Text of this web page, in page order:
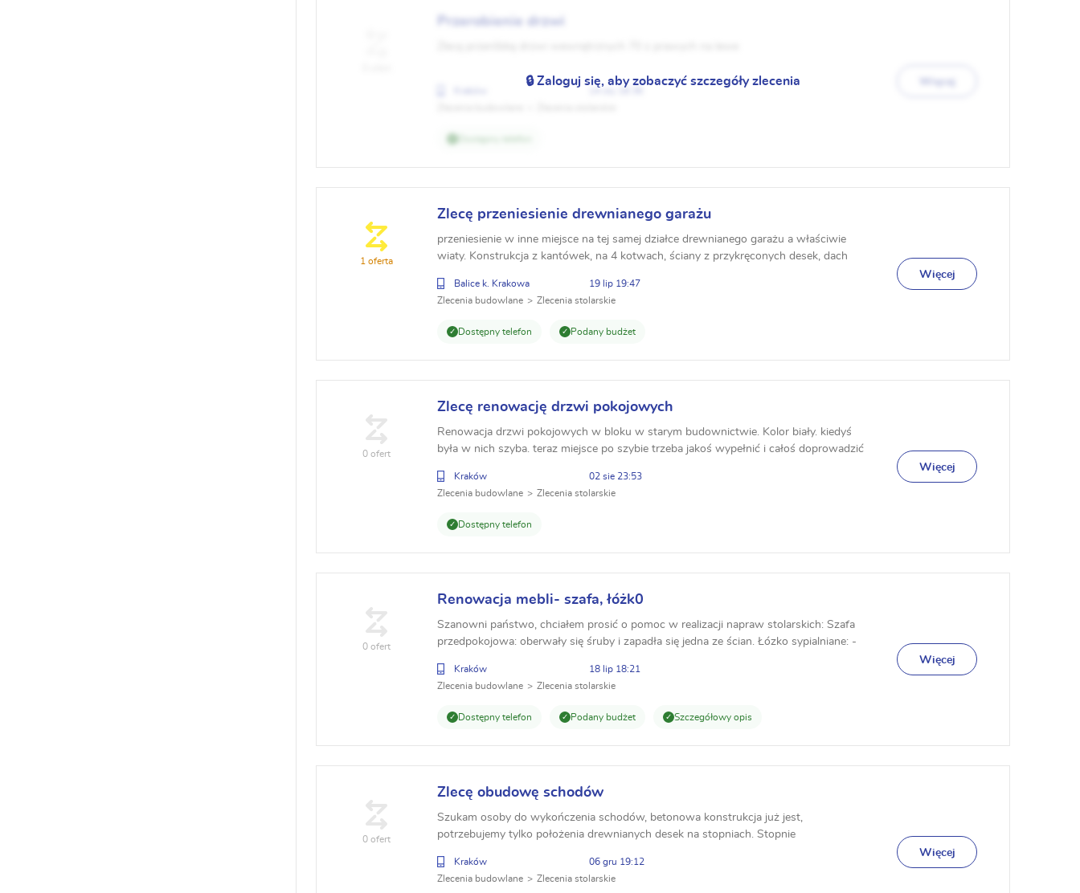
Przerobienie drzwi
14 sty 18:36
🔒 Zaloguj się, aby zobaczyć szczegóły zlecenia
Zlecę przeniesienie drewnianego garażu
przeniesienie w inne miejsce na tej samej działce drewnianego garażu a właściwie
wiaty. Konstrukcja z kantówek, na 4 kotwach, ściany z przykręconych desek, dach
Balice k. Krakowa
19 lip 19:47
Zlecenia budowlane
Zlecenia stolarskie
Dostępny telefon Podany budżet
1 oferta
Więcej
Zlecę renowację drzwi pokojowych
Renowacja drzwi pokojowych w bloku w starym budownictwie. Kolor biały. kiedyś
była w nich szyba. teraz miejsce po szybie trzeba jakoś wypełnić i całoś doprowadzić
Kraków
02 sie 23:53
Zlecenia budowlane
Zlecenia stolarskie
Dostępny telefon
0 ofert
Więcej
Renowacja mebli- szafa, łóżk0
Szanowni państwo, chciałem prosić o pomoc w realizacji napraw stolarskich: Szafa
przedpokojowa: oberwały się śruby i zapadła się jedna ze ścian. Łózko sypialniane: -
Kraków
18 lip 18:21
Zlecenia budowlane
Zlecenia stolarskie
Dostępny telefon Podany budżet Szczegółowy opis
0 ofert
Więcej
Zlecę obudowę schodów
Szukam osoby do wykończenia schodów, betonowa konstrukcja już jest,
potrzebujemy tylko położenia drewnianych desek na stopniach. Stopnie
Kraków
06 gru 19:12
Zlecenia budowlane
Zlecenia stolarskie
0 ofert
Więcej